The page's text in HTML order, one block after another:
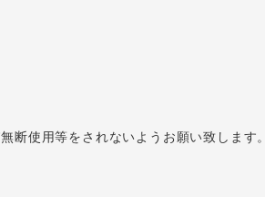
断使用等をされないようお願い致します。